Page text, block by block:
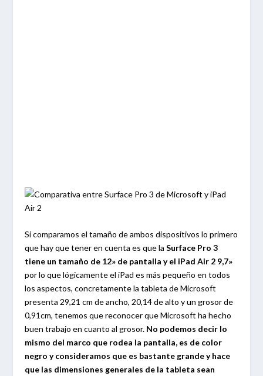
Si comparamos el tamaño de ambos dispositivos lo primero
que hay que tener en cuenta es que laSurface Pro 3
tiene un tamaño de 12» de pantalla y el iPad Air 2 9,7»
por lo que lógicamente el iPad es más pequeño en todos
los aspectos, concretamente la tableta de Microsoft
presenta 29,21 cm de ancho, 20,14 de alto y un grosor de
0,91cm, tenemos que reconocer que Microsoft ha hecho
buen trabajo en cuanto al grosor. No podemos decir lo
mismo del marco que rodea la pantalla, es de color
negro y consideramos que es bastante grande y hace
que las dimensiones generales de la tableta sean